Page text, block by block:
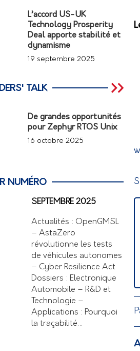
L’accord US-UK
Technology Prosperity
Deal apporte stabilité et
dynamisme
19 septembre 2025
TALK
De grandes opportunités
pour Zephyr RTOS Unix
16 octobre 2025
NUMÉRO
SEPTEMBRE 2025
Actualités : OpenGMSL
– AstaZero
révolutionne les tests
de véhicules autonomes
– Cyber Resilience Act
Dossiers : Electronique
Automobile – R&D et
Technologie –
Applications : Pourquoi
la traçabilité…